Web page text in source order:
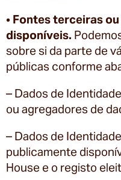
• Fontes terceiras
disponíveis.
sobre si da parte de
públicas conforme
– Dados de
ou agregadores de
– Dados de
publicamente
House e o registo